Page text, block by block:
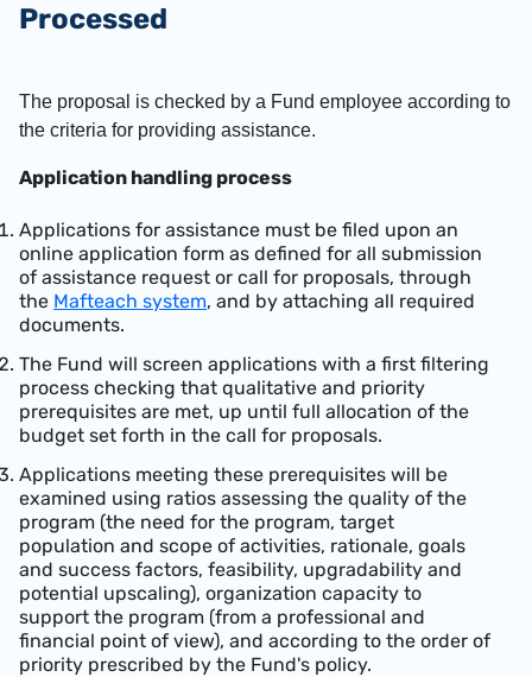
Processed
The proposal is checked by a Fund employee according to
the criteria for providing assistance.
Application handling process
Applications for assistance must be filed upon an
online application form as defined for all submission
of assistance request or call for proposals, through
the Mafteach system, and by attaching all required
documents.
The Fund will screen applications with a first filtering
process checking that qualitative and priority
prerequisites are met, up until full allocation of the
budget set forth in the call for proposals.
Applications meeting these prerequisites will be
examined using ratios assessing the quality of the
program (the need for the program, target
population and scope of activities, rationale, goals
and success factors, feasibility, upgradability and
potential upscaling), organization capacity to
support the program (from a professional and
financial point of view), and according to the order of
priority prescribed by the Fund's policy.